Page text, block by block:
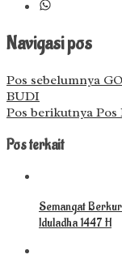
Navigasi pos
Pos sebelumnya
BUDI
Pos berikutnya Pos
Pos terkait
Semangat
Iduladha 1447 H